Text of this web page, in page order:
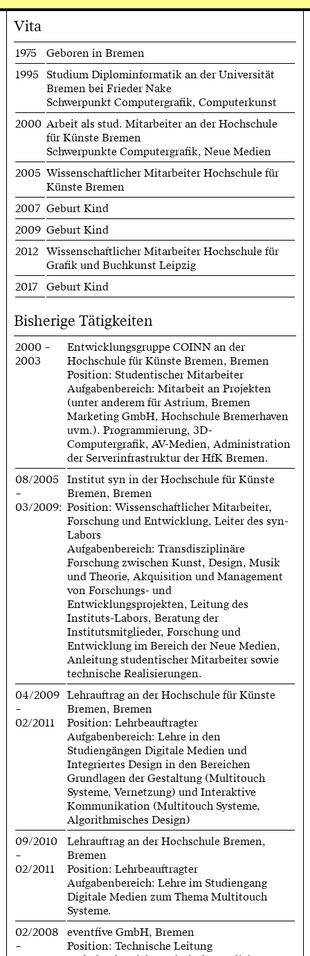
Vita
1975
Geboren in Bremen
1995
Studium Diplominformatik an der Universität
Bremen bei Frieder Nake
Schwerpunkt Computergrafik, Computerkunst
2000 Arbeit als stud. Mitarbeiter an der Hochschule
für Künste Bremen
Schwerpunkte Computergrafik, Neue Medien
2005 Wissenschaftlicher Mitarbeiter Hochschule für
Künste Bremen
2007 Geburt Kind
2009 Geburt Kind
2012
Wissenschaftlicher Mitarbeiter Hochschule für
Grafik und Buchkunst Leipzig
2017
Geburt Kind
Bisherige Tätigkeiten
2000 –
2003
Entwicklungsgruppe COINN an der
Hochschule für Künste Bremen, Bremen
Position: Studentischer Mitarbeiter
Aufgabenbereich: Mitarbeit an Projekten
(unter anderem für Astrium, Bremen
Marketing GmbH, Hochschule Bremerhaven
uvm.). Programmierung, 3D-
Computergrafik, AV-Medien, Administration
der Serverinfrastruktur der HfK Bremen.
08/2005
–
03/2009:
Institut syn in der Hochschule für Künste
Bremen, Bremen
Position: Wissenschaftlicher Mitarbeiter,
Forschung und Entwicklung, Leiter des syn-
Labors
Aufgabenbereich: Transdisziplinäre
Forschung zwischen Kunst, Design, Musik
und Theorie, Akquisition und Management
von Forschungs- und
Entwicklungsprojekten, Leitung des
Instituts-Labors, Beratung der
Institutsmitglieder, Forschung und
Entwicklung im Bereich der Neue Medien,
Anleitung studentischer Mitarbeiter sowie
technische Realisierungen.
04/2009
–
02/2011
Lehrauftrag an der Hochschule für Künste
Bremen, Bremen
Position: Lehrbeauftragter
Aufgabenbereich: Lehre in den
Studiengängen Digitale Medien und
Integriertes Design in den Bereichen
Grundlagen der Gestaltung (Multitouch
Systeme, Vernetzung) und Interaktive
Kommunikation (Multitouch Systeme,
Algorithmisches Design)
09/2010
–
02/2011
Lehrauftrag an der Hochschule Bremen,
Bremen
Position: Lehrbeauftragter
Aufgabenbereich: Lehre im Studiengang
Digitale Medien zum Thema Multitouch
Systeme.
02/2008
–
eventfive GmbH, Bremen
Position: Technische Leitung